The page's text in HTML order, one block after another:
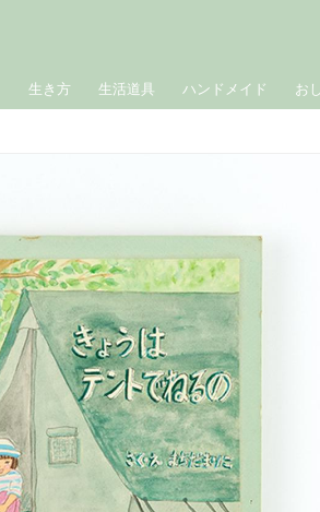
生き方 生活道具 ハンドメイド お